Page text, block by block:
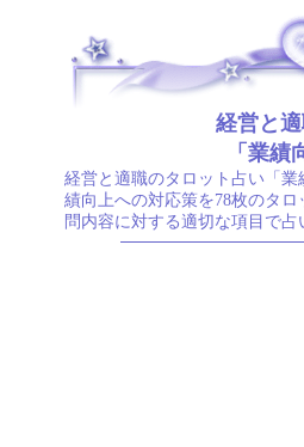
経営と
「業績
経営と適職のタロット占い「
績向上への対応策を78枚のタ
問内容に対する適切な項目で占